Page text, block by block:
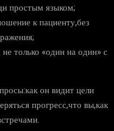
простым языком;
к пациенту,без
только «один на один» с
он видит цели
прогресс,что вы,как